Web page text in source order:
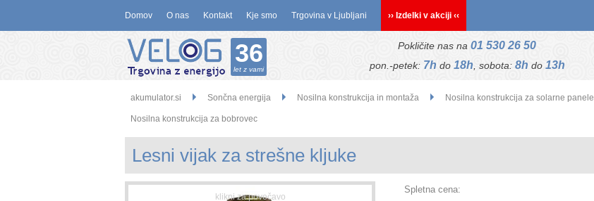
Domov O nas Kontakt Kje smo Trgovina v Ljubljani ›› Izdelki v akciji ‹‹
36
let z vami
Pokličite nas na 01 530 26 50
pon.-petek: 7h do 18h , sobota: 8h do 13h
akumulator.si Sončna energija Nosilna konstrukcija in montaža Nosilna konstrukcija za solarne panele
Nosilna konstrukcija za bobrovec
Lesni vijak za strešne kljuke
Spletna cena: